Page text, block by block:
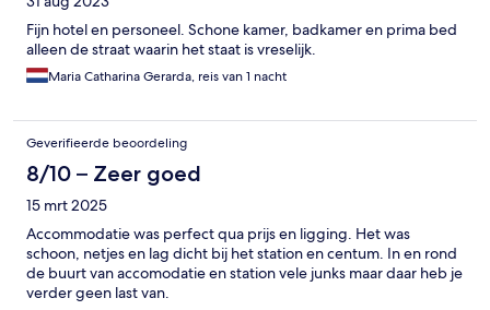
Fijn hotel en personeel. Schone kamer, badkamer en prima bed
alleen de straat waarin het staat is vreselijk.
Maria Catharina Gerarda, reis van 1 nacht
Geverifieerde beoordeling
8/10 – Zeer goed
15 mrt 2025
Accommodatie was perfect qua prijs en ligging. Het was
schoon, netjes en lag dicht bij het station en centum. In en rond
de buurt van accomodatie en station vele junks maar daar heb je
verder geen last van.